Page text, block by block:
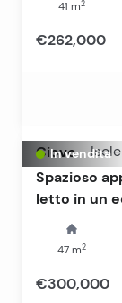
41 m2
€262,000
In vendita
Ciovo -
Spazioso
letto in un
47 m2
€300,000